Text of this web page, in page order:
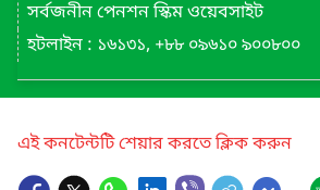
সর্বজনীন পেনশন স্কিম ওয়েবসাইট
হটলাইন : ১৬১৩১, +৮৮ ০৯৬১০ ৯০০৮০০
এই কনটেন্টটি শেয়ার করতে ক্লিক করুন